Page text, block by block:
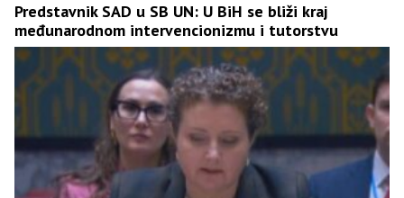
Predstavnik SAD u SB UN: U BiH se bliži kraj
međunarodnom intervencionizmu i tutorstvu